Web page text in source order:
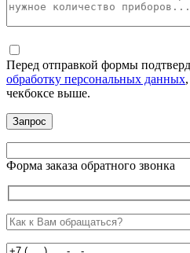
Перед отправкой формы
обработку персональных данных
чекбоксе выше.
Форма заказа обратного звонка